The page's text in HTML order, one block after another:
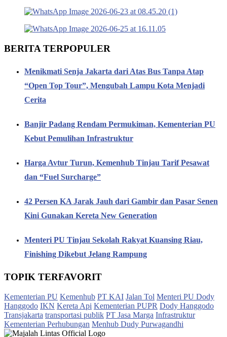
BERITA TERPOPULER
Menikmati Senja Jakarta dari Atas Bus Tanpa Atap
“Open Top Tour”, Mengubah Lampu Kota Menjadi
Cerita
Banjir Padang Rendam Permukiman, Kementerian PU
Kebut Pemulihan Infrastruktur
Harga Avtur Turun, Kemenhub Tinjau Tarif Pesawat
dan “Fuel Surcharge”
42 Persen KA Jarak Jauh dari Gambir dan Pasar Senen
Kini Gunakan Kereta New Generation
Menteri PU Tinjau Sekolah Rakyat Kuansing Riau,
Finishing Dikebut Jelang Rampung
TOPIK TERFAVORIT
Kementerian PU Kemenhub PT KAI Jalan Tol Menteri PU Dody
Hanggodo IKN Kereta Api Kementerian PUPR Dody Hanggodo
Transjakarta transportasi publik PT Jasa Marga Infrastruktur
Kementerian Perhubungan Menhub Dudy Purwagandhi